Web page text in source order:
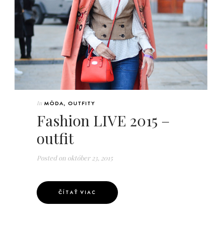
In MÓDA, OUTFITY
Fashion LIVE 2015 –
outfit
Posted on október 23, 2015
ČÍTAŤ VIAC